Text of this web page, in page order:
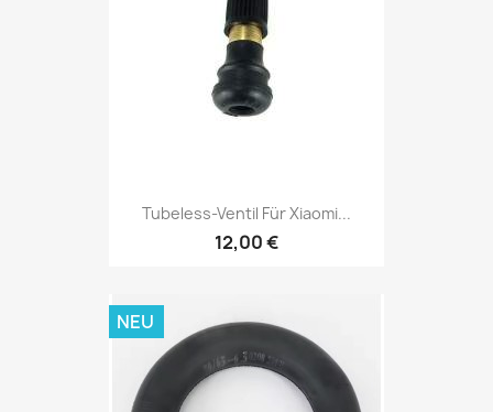
Tubeless-Ventil Für Xiaomi...
12,00 €
NEU